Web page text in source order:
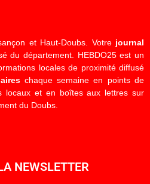
et Haut-Doubs. Votre journal
du département. HEBDO25 est un
locales de proximité diffusé
chaque semaine en points de
locaux et en boîtes aux lettres sur
du Doubs.
NEWSLETTER